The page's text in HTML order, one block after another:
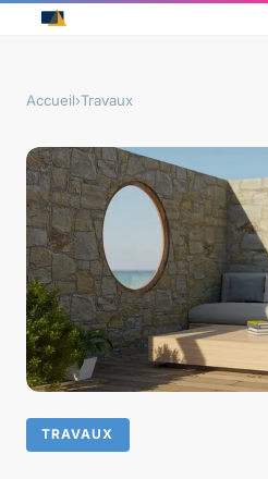
Accueil›Travaux
TRAVAUX